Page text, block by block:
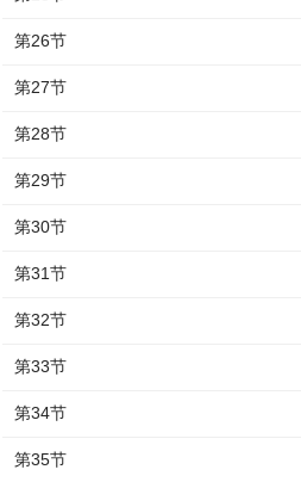
第26节
第27节
第28节
第29节
第30节
第31节
第32节
第33节
第34节
第35节